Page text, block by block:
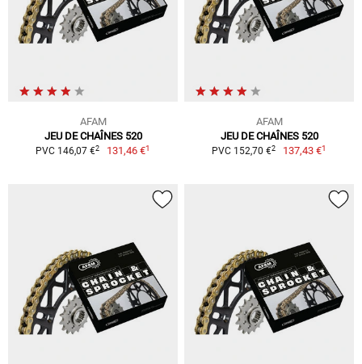
AFAM
JEU DE CHAÎNES 520
PVC 146,07 €2 131,46 €1
AFAM
JEU DE CHAÎNES 520
PVC 152,70 €2 137,43 €1